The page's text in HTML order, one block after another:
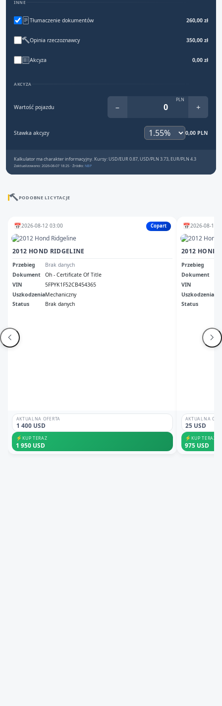
INNE
Tłumaczenie dokumentów 260,00 zł
Opinia rzeczoznawcy 350,00 zł
Akcyza 0,00 zł
AKCYZA
Wartość pojazdu −
PLN
+
Stawka akcyzy 0,00 PLN
Kalkulator ma charakter informacyjny. Kursy: USD/EUR 0.87, USD/PLN 3.73, EUR/PLN 4.3
Zaktualizowano: 2026-08-07 18:25 · Źródło: NBP
PODOBNE LICYTACJE
📅2026-08-12 03:00 Copart
2012 HOND RIDGELINE
Przebieg
Brak danych
Dokument
Oh - Certificate Of Title
VIN
5FPYK1F52CB454365
UszkodzeniaMechaniczny
Status
Brak danych
AKTUALNA OFERTA
1 400 USD
⚡KUP TERAZ
1 950 USD
📅2026-08-11
2012
Przebieg
Dokument
VIN
Uszkodzenia
Status
AKTUALNA
25 USD
⚡KUP TERAZ
975 USD